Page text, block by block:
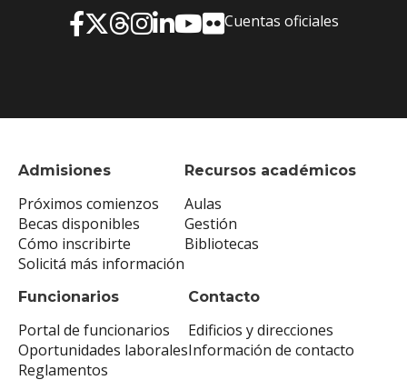
Admisiones
Próximos comienzos
Becas disponibles
Cómo inscribirte
Solicitá más información
Recursos académicos
Aulas
Gestión
Bibliotecas
Funcionarios
Portal de funcionarios
Oportunidades laborales
Reglamentos
Contacto
Edificios y direcciones
Información de contacto
Cuentas oficiales